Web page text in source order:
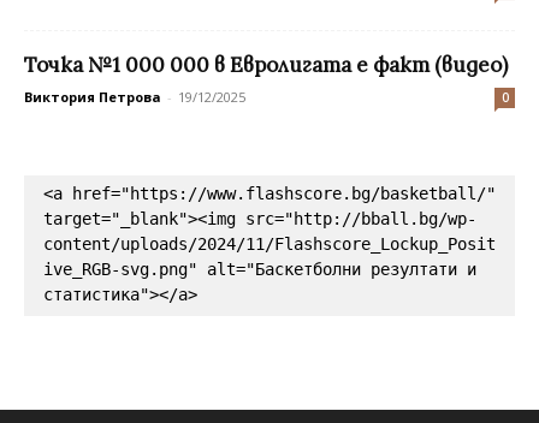
Точка №1 000 000 в Евролигата е факт (видео)
Виктория Петрова - 19/12/2025 0
<a href="https://www.flashscore.bg/basketball/"
target="_blank"><img src="http://bball.bg/wp-
content/uploads/2024/11/Flashscore_Lockup_Posit
ive_RGB-svg.png" alt="Баскетболни резултати и
статистика"></a>